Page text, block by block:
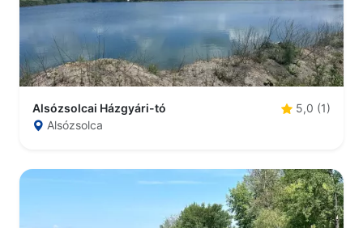
Alsózsolcai Házgyári-tó
5,0 (1)
Alsózsolca